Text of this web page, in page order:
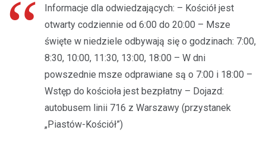
Informacje dla odwiedzających: – Kościół jest
otwarty codziennie od 6:00 do 20:00 – Msze
święte w niedziele odbywają się o godzinach: 7:00,
8:30, 10:00, 11:30, 13:00, 18:00 – W dni
powszednie msze odprawiane są o 7:00 i 18:00 –
Wstęp do kościoła jest bezpłatny – Dojazd:
autobusem linii 716 z Warszawy (przystanek
„Piastów-Kościół”)